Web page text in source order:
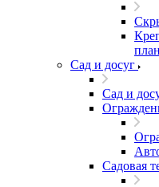
Сад и досуг
Сад и
Садовая